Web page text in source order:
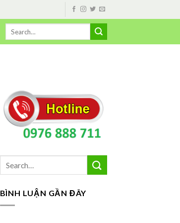
BÌNH LUẬN GẦN ĐÂY